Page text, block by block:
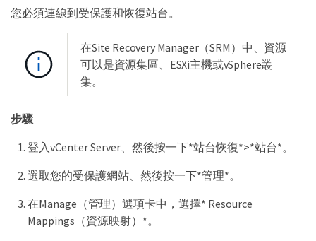
您必須連線到受保護和恢復站台。
在Site Recovery Manager（SRM）中、資源
可以是資源集區、ESXi主機或vSphere叢
集。
步驟
登入vCenter Server、然後按一下*站台恢復*>*站台*。
選取您的受保護網站、然後按一下*管理*。
在Manage（管理）選項卡中，選擇* Resource
Mappings（資源映射）*。